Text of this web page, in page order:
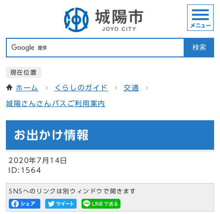
検索
メニュー
現在位置
ホーム くらしのガイド 交通
城陽さんさんバスご利用案内
お出かけ情報
2020年7月14日
ID:1564
SNSへのリンクは別ウィンドウで開きます